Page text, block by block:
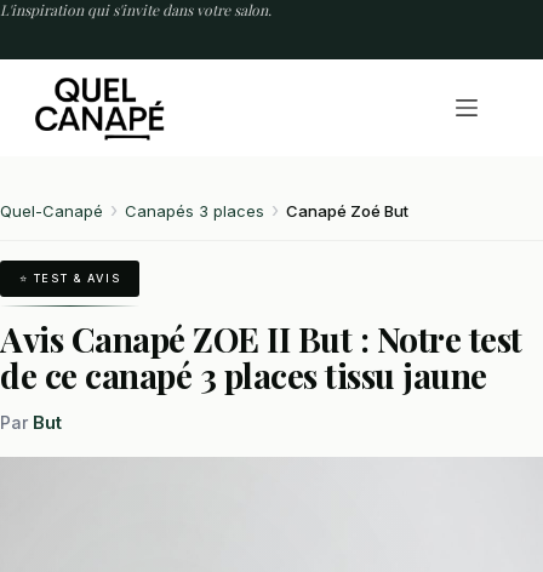
Passer
L'inspiration qui s'invite dans votre salon.
Quel-Canapé Canapés 3 places Canapé Zoé But
⭐ TEST & AVIS
Avis Canapé ZOE II But : Notre test
de ce canapé 3 places tissu jaune
Par But